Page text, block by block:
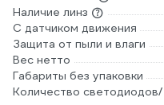
Наличие линз
С датчиком движения
Защита от пыли и влаги
Вес нетто
Габариты без упаковки
Количество светодиодов/